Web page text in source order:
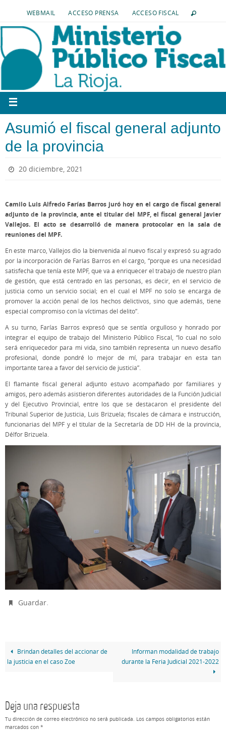
WEBMAIL ACCESO PRENSA ACCESO FISCAL
Asumió el fiscal general adjunto
de la provincia
20 diciembre, 2021
Camilo Luis Alfredo Farías Barros juró hoy en el cargo de fiscal general
adjunto de la provincia, ante el titular del MPF, el fiscal general Javier
Vallejos. El acto se desarrolló de manera protocolar en la sala de
reuniones del MPF.
En este marco, Vallejos dio la bienvenida al nuevo fiscal y expresó su agrado
por la incorporación de Farías Barros en el cargo, “porque es una necesidad
satisfecha que tenía este MPF, que va a enriquecer el trabajo de nuestro plan
de gestión, que está centrado en las personas, es decir, en el servicio de
justicia como un servicio social; en el cual el MPF no solo se encarga de
promover la acción penal de los hechos delictivos, sino que además, tiene
especial compromiso con la víctimas del delito”.
A su turno, Farías Barros expresó que se sentía orgulloso y honrado por
integrar el equipo de trabajo del Ministerio Público Fiscal, “lo cual no solo
será enriquecedor para mi vida, sino también representa un nuevo desafío
profesional, donde pondré lo mejor de mí, para trabajar en esta tan
importante tarea a favor del servicio de justicia”.
El flamante fiscal general adjunto estuvo acompañado por familiares y
amigos, pero además asistieron diferentes autoridades de la Función Judicial
y del Ejecutivo Provincial, entre los que se destacaron el presidente del
Tribunal Superior de Justicia, Luis Brizuela; fiscales de cámara e instrucción,
funcionarias del MPF y el titular de la Secretaría de DD HH de la provincia,
Délfor Brizuela.
Guardar.
Brindan detalles del accionar de
la justicia en el caso Zoe
Informan modalidad de trabajo
durante la Feria Judicial 2021-2022
Deja una respuesta
Tu dirección de correo electrónico no será publicada. Los campos obligatorios están
marcados con *